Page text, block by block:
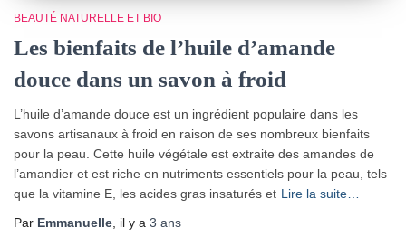
BEAUTÉ NATURELLE ET BIO
Les bienfaits de l’huile d’amande
douce dans un savon à froid
L’huile d’amande douce est un ingrédient populaire dans les
savons artisanaux à froid en raison de ses nombreux bienfaits
pour la peau. Cette huile végétale est extraite des amandes de
l’amandier et est riche en nutriments essentiels pour la peau, tels
que la vitamine E, les acides gras insaturés et Lire la suite…
Par Emmanuelle, il y a 3 ans